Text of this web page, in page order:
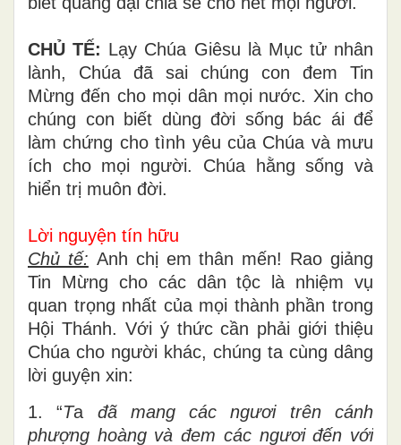
CHỦ TẾ: Lạy Chúa Giêsu là Mục tử nhân
lành, Chúa đã sai chúng con đem Tin
Mừng đến cho mọi dân mọi nước. Xin cho
chúng con biết dùng đời sống bác ái để
làm chứng cho tình yêu của Chúa và mưu
ích cho mọi người. Chúa hằng sống và
hiển trị muôn đời.
Lời nguyện tín hữu
Chủ tế: Anh chị em thân mến! Rao giảng
Tin Mừng cho các dân tộc là nhiệm vụ
quan trọng nhất của mọi thành phần trong
Hội Thánh. Với ý thức cần phải giới thiệu
Chúa cho người khác, chúng ta cùng dâng
lời guyện xin:
1. “Ta đã mang các ngươi trên cánh
phượng hoàng và đem các ngươi đến với